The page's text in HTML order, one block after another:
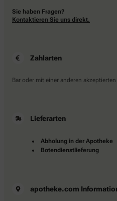
Sie haben Fragen?
Kontaktieren Sie uns direkt.
Zahlarten
Bar oder mit einer anderen
Lieferarten
Abholung in der Apotheke
Botendienstlieferung
apotheke.com